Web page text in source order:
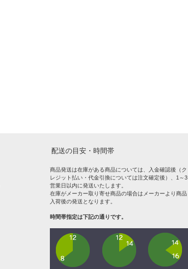
配送の目安・時間帯
商品発送は在庫がある商品については、入金確認後（ク
レジット払い・代金引換については注文確定後）、1～3
営業日以内に発送いたします。
在庫がメーカー取り寄せ商品の場合はメーカーより商品
入荷後の発送となります。
時間帯指定は下記の通りです。